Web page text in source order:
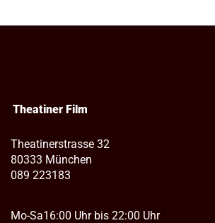
Theatiner Film
Theatinerstrasse 32
80333 München
089 223183
Mo-Sa16:00 Uhr bis 22:00 Uhr